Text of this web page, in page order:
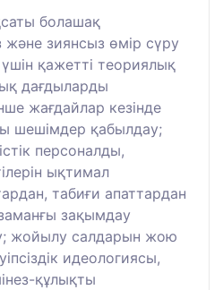
болашақ
және зиянсыз өмір сүру
қажетті теориялық
дағдыларды
жағдайлар кезінде
шешімдер қабылдау;
персоналды,
ықтимал
табиғи апаттардан
зақымдау
жойылу салдарын жою
идеологиясы,
құлықты